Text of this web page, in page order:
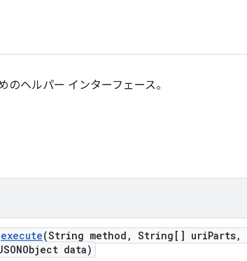
のヘルパー インターフェース。
execute(String method , String[] uriParts,
data)